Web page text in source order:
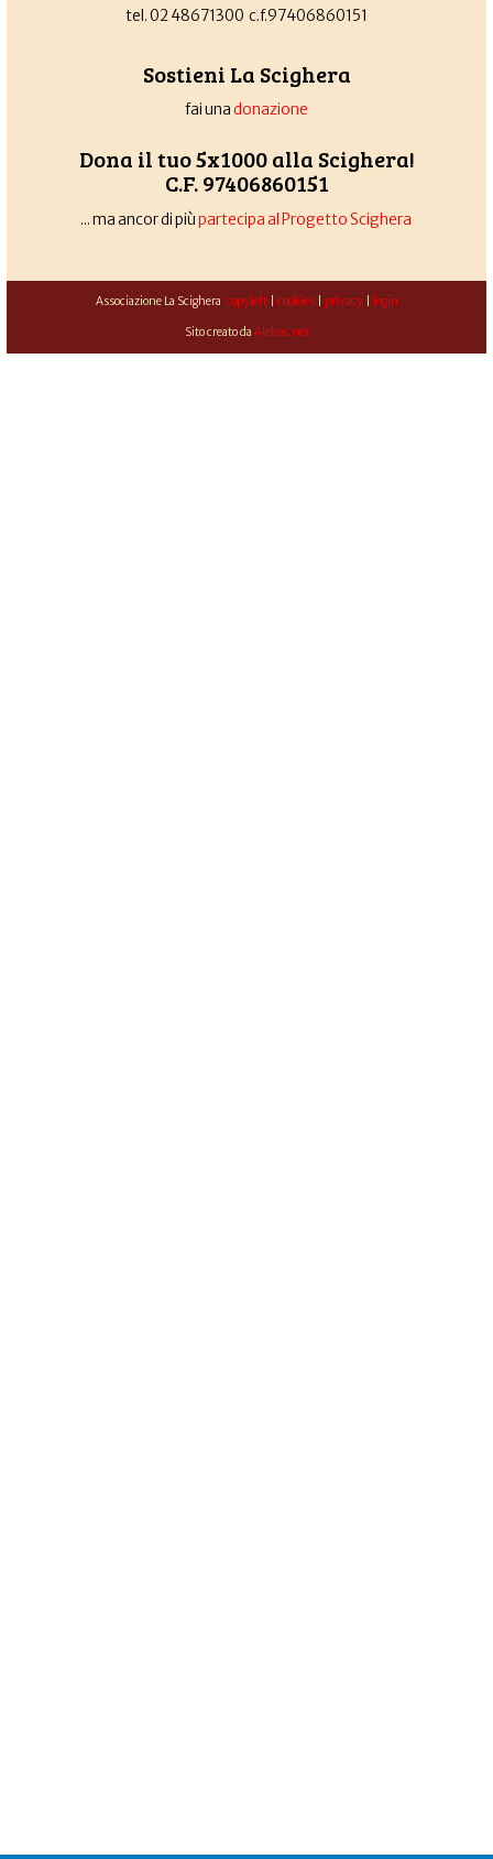
tel. 02 48671300 c.f.97406860151
Sostieni La Scighera
fai unadonazione
Dona il tuo 5x1000 alla Scighera!
C.F. 97406860151
... ma ancor di piùpartecipa al Progetto Scighera
Associazione La Scighera copyleft| cookies| privacy| login
Sito creato da Alekos.net